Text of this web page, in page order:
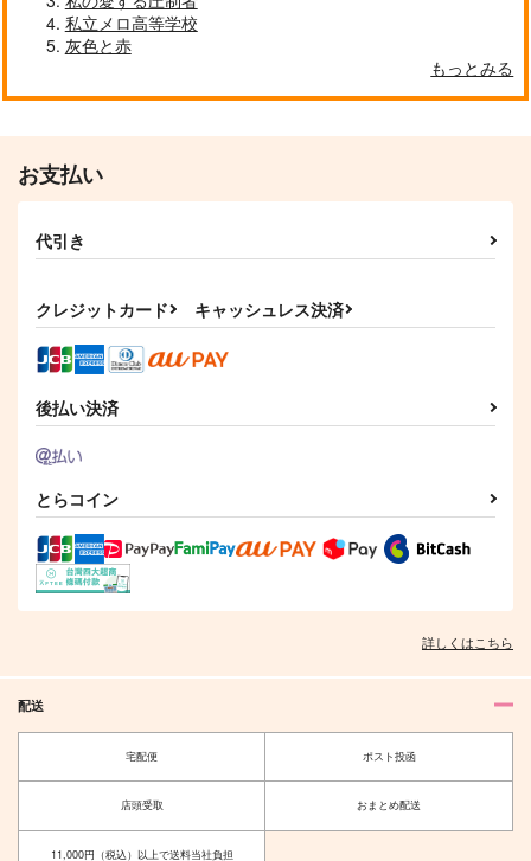
緑龍茶
550円（税込）
ドゥリーヨダナ
サンプル
作品詳細
緑龍茶
円（税込） 1,257
私立メロ高等学校
灰色と赤
もっとみる
お支払い
代引き
クレジットカード キャッシュレス決済
後払い決済
とらコイン
詳しくはこちら
配送
宅配便 ポスト投函
店頭受取 おまとめ配送
11,000円（税込）以上で送料当社負担